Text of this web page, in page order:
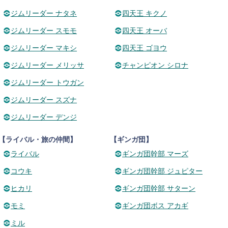
ジムリーダー ナタネ
ジムリーダー スモモ
ジムリーダー マキシ
ジムリーダー メリッサ
ジムリーダー トウガン
ジムリーダー スズナ
ジムリーダー デンジ
四天王 キクノ
四天王 オーバ
四天王 ゴヨウ
チャンピオン シロナ
ライバル・旅の仲間】
ライバル
コウキ
ヒカリ
モミ
ミル
【ギンガ団】
ギンガ団幹部 マーズ
ギンガ団幹部 ジュピター
ギンガ団幹部 サターン
ギンガ団ボス アカギ